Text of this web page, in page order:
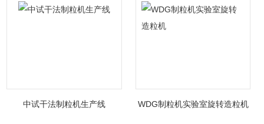
中试干法制粒机生产线 WDG制粒机实验室旋转造粒机